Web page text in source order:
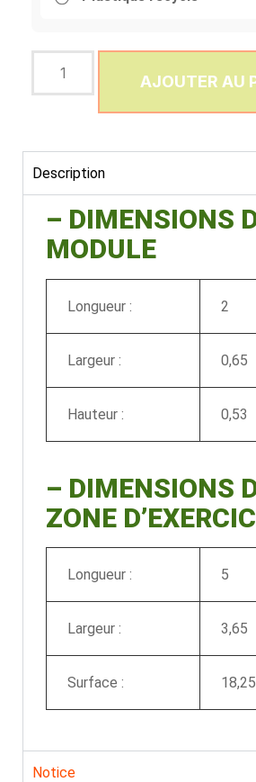
AJOUTER AU
Description
– DIMENSIONS
MODULE
Longueur : 2
Largeur : 0,65
Hauteur : 0,53
– DIMENSIONS
ZONE
Longueur : 5
Largeur : 3,65
Surface : 18,25
Notice